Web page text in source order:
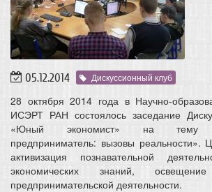
05.12.2014 Дискуссионный клуб
28 октября 2014 года в Научно-
ИСЭРТ РАН состоялось заседание
«Юный экономист» на тему
предприниматель: вызовы реальности».
активизация познавательной
экономических знаний, освещение
предпринимательской деятельности.